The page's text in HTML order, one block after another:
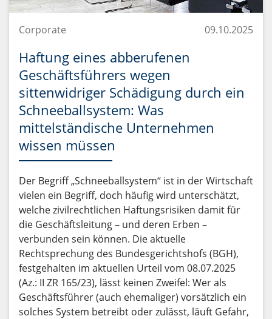
Corporate 09.10.2025
Haftung eines abberufenen
Geschäftsführers wegen
sittenwidriger Schädigung durch ein
Schneeballsystem: Was
mittelständische Unternehmen
wissen müssen
Der Begriff „Schneeballsystem“ ist in der Wirtschaft
vielen ein Begriff, doch häufig wird unterschätzt,
welche zivilrechtlichen Haftungsrisiken damit für
die Geschäftsleitung – und deren Erben –
verbunden sein können. Die aktuelle
Rechtsprechung des Bundesgerichtshofs (BGH),
festgehalten im aktuellen Urteil vom 08.07.2025
(Az.: II ZR 165/23), lässt keinen Zweifel: Wer als
Geschäftsführer (auch ehemaliger) vorsätzlich ein
solches System betreibt oder zulässt, läuft Gefahr,